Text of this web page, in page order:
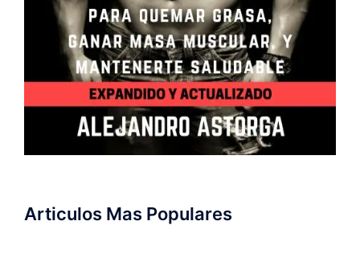
Articulos Mas Populares